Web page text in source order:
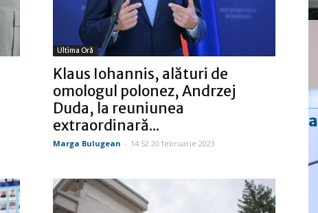
Ultima Oră
Klaus Iohannis, alături de
omologul polonez, Andrzej
Duda, la reuniunea
extraordinară...
Marga Bulugean - 14:52 20 februarie 2023